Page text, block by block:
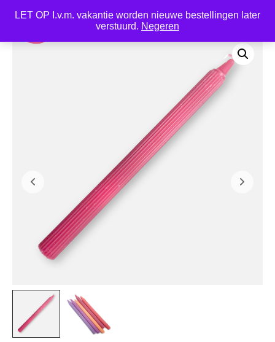
LET OP I.v.m. vakantie worden nieuwe bestellingen later
verstuurd. Negeren